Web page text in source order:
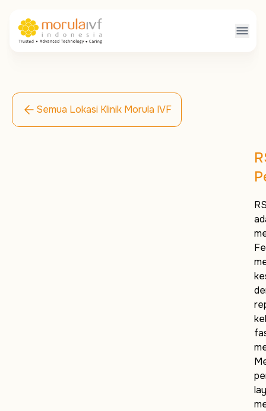
Semua Lokasi Klinik Morula IVF